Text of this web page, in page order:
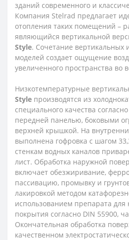
зданий современного и
Компания Stelrad предлагает
отопления таких помещений –
являющийся вертикальной
Style. Сочетание вертикальных
моделей создает ощущение
увеличенного пространства во
Низкотемпературные
Style производятся из
специального качества
передней панелью, боковыми
верхней крышкой. На
выполнена гофровка с шагом
стенкам водных каналов
лист. Обработка наружной
включает обезжиривание,
пассивацию, промывку и
лакировкой методом
использованием препарата для
покрытия согласно DIN 55900,
Окончательная обработка
качественном